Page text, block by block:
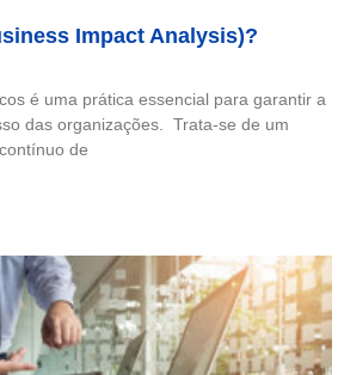
Impact Analysis)?
é uma prática essencial para garantir a
das organizações. Trata-se de um
de